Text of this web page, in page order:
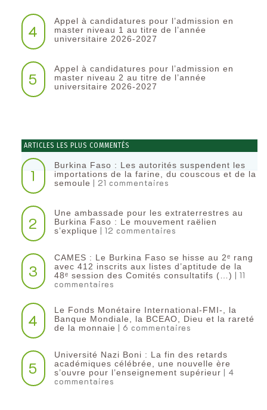
4
Appel à candidatures pour l’admission en
master niveau 1 au titre de l’année
universitaire 2026-2027
5
Appel à candidatures pour l’admission en
master niveau 2 au titre de l’année
universitaire 2026-2027
ARTICLES LES PLUS COMMENTÉS
1
Burkina Faso : Les autorités suspendent les
importations de la farine, du couscous et de la
semoule | 21 commentaires
2
Une ambassade pour les extraterrestres au
Burkina Faso : Le mouvement raëlien
s’explique | 12 commentaires
3
CAMES : Le Burkina Faso se hisse au 2ᵉ rang
avec 412 inscrits aux listes d’aptitude de la
48ᵉ session des Comités consultatifs (…) | 11
commentaires
4
Le Fonds Monétaire International-FMI-, la
Banque Mondiale, la BCEAO, Dieu et la rareté
de la monnaie | 6 commentaires
5
Université Nazi Boni : La fin des retards
académiques célébrée, une nouvelle ère
s’ouvre pour l’enseignement supérieur | 4
commentaires